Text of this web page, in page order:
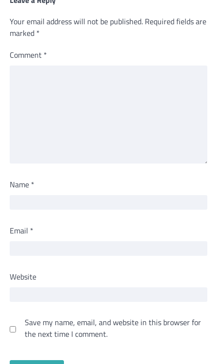
Your email address will not be published. Required fields are
marked *
Comment *
Name *
Email *
Website
Save my name, email, and website in this browser for
the next time I comment.